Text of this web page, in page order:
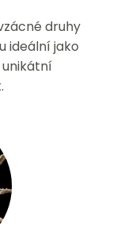
druhy
ideální jako